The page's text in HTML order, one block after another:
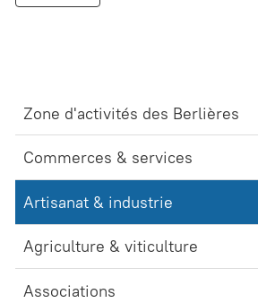
Zone d'activités des Berlières
Commerces & services
Artisanat & industrie
Agriculture & viticulture
Associations